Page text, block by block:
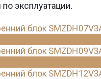
эксплуатации.
блок
блок
блок